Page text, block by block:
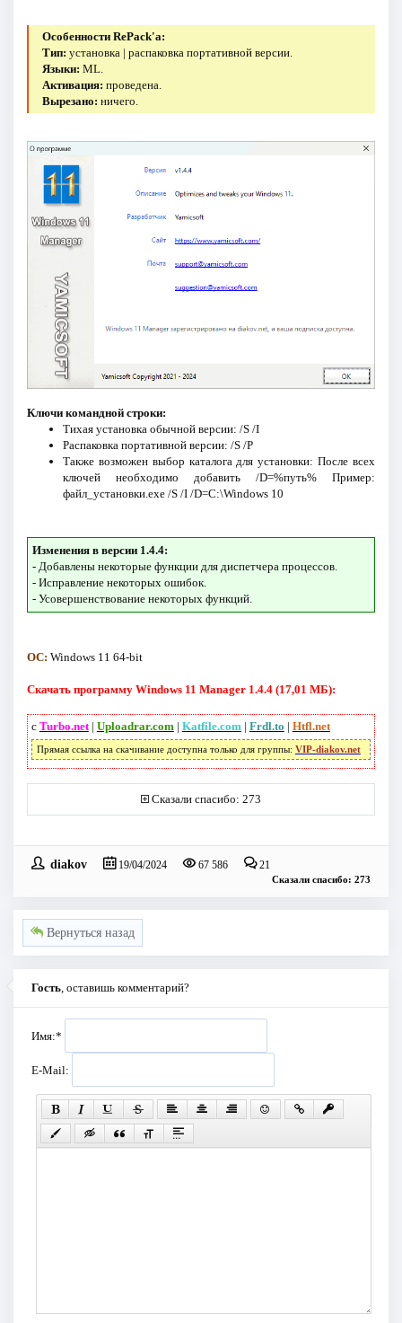
Особенности RePack'a:
Тип: установка | распаковка портативной версии.
Языки: ML.
Активация: проведена.
Вырезано: ничего.
Ключи командной строки:
Тихая установка обычной версии: /S /I
Распаковка портативной версии: /S /P
Также возможен выбор каталога для установки: После всех
ключей необходимо добавить /D=%путь% Пример:
файл_установки.exe /S /I /D=C:\Windows 10
Изменения в версии 1.4.4:
- Добавлены некоторые функции для диспетчера процессов.
- Исправление некоторых ошибок.
- Усовершенствование некоторых функций.
ОС: Windows 11 64-bit
Скачать программу Windows 11 Manager 1.4.4 (17,01 МБ):
с Turbo.net| Uploadrar.com| Katfile.com| Frdl.to | Htfl.net
Прямая ссылка на скачивание доступна только для группы: VIP-diakov.net
Сказали спасибо: 273
diakov 19/04/2024 67 586 21
Сказали спасибо: 273
Вернуться назад
Гость, оставишь комментарий?
Имя:*
E-Mail: